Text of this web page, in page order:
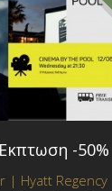
-50%
| Hyatt Regency